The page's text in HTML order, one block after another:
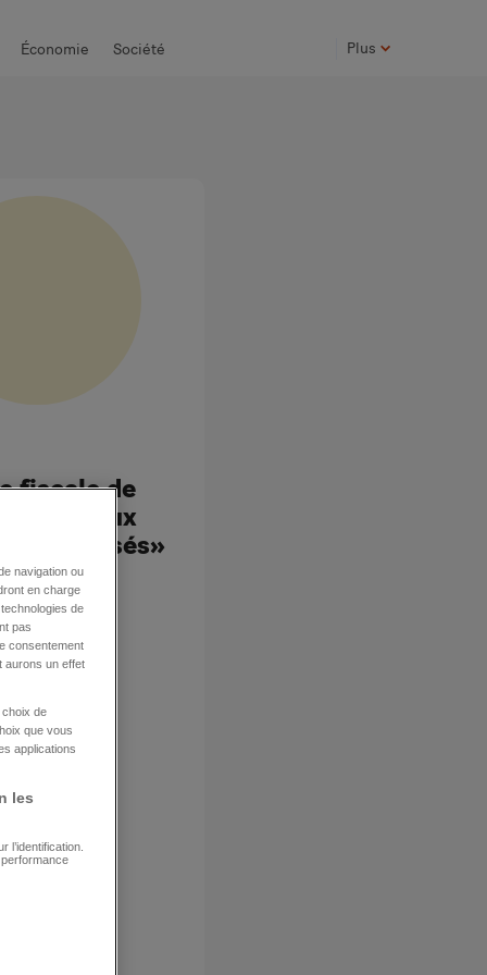
Économie Société Plus
fiscale de
aux
plus aisés»
navigation ou
en charge
de
pas
consentement
aurons un effet
de
que vous
applications
les
l’identification.